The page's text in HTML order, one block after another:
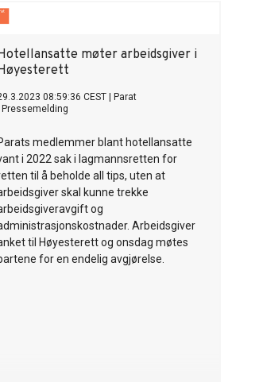
elevene samtidig som de etterlyser
fra skolens ledelse.
møter arbeidsgiver i
08:59:36 CEST
Parat
Pressemelding
medlemmer blant hotellansatte
i 2022 sak i lagmannsretten for
til å beholde all tips, uten at
skal kunne trekke
og
Arbeidsgiver
til Høyesterett og onsdag møtes
for en endelig avgjørelse.